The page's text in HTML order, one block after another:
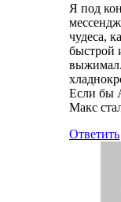
Я под
чудеса,
быстрой
Если бы
Макс
Ответить